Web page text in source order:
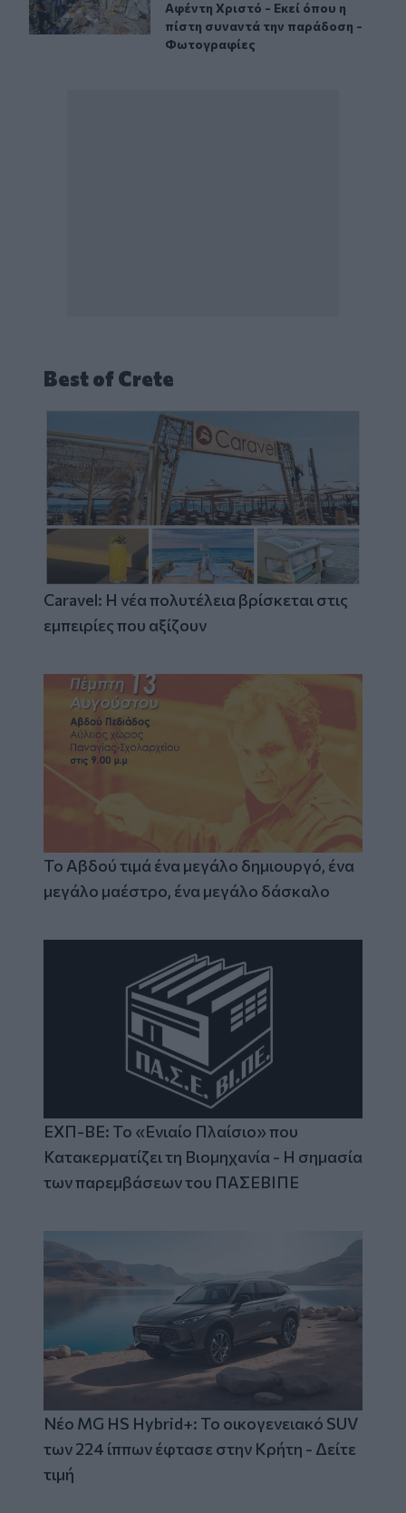
Αφέντη Χριστό - Εκεί όπου η
πίστη συναντά την παράδοση -
Φωτογραφίες
Best of Crete
Caravel: Η νέα πολυτέλεια βρίσκεται στις
εμπειρίες που αξίζουν
Το Αβδού τιμά ένα μεγάλο δημιουργό, ένα
μεγάλο μαέστρο, ένα μεγάλο δάσκαλο
ΕΧΠ-ΒΕ: Το «Ενιαίο Πλαίσιο» που
Κατακερματίζει τη Βιομηχανία - Η σημασία
των παρεμβάσεων του ΠΑΣΕΒΙΠΕ
Νέο MG HS Hybrid+: Το οικογενειακό SUV
των 224 ίππων έφτασε στην Κρήτη - Δείτε
τιμή